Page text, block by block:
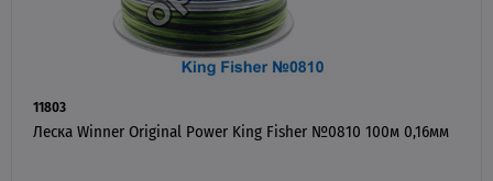
11803
Леска Winner Original Power King Fisher №0810 100м 0,16мм